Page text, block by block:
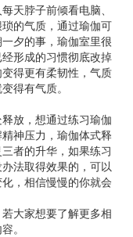
天脖子前倾看电脑、
的气质，通过瑜伽可
夕的事，瑜伽室里很
形成的习惯彻底改掉
得更有柔韧性，气质
得有气质。
放，想通过练习瑜伽
神压力，瑜伽体式释
者的升华，如果练习
法取得效果的，可以
，相信慢慢的你就会
大家想要了解更多相
。